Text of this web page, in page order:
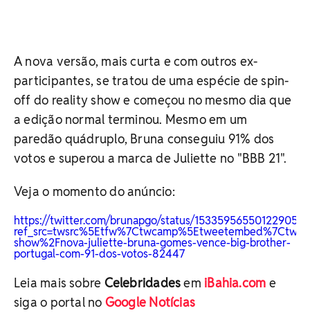
A nova versão, mais curta e com outros ex-
participantes, se tratou de uma espécie de spin-
off do reality show e começou no mesmo dia que
a edição normal terminou. Mesmo em um
paredão quádruplo, Bruna conseguiu 91% dos
votos e superou a marca de Juliette no "BBB 21".
Veja o momento do anúncio:
https://twitter.com/brunapgo/status/
show%2Fnova-juliette-bruna-gomes-vence-big-brother-
portugal-com-91-dos-votos-82447
Leia mais sobre Celebridadesem iBahia.com e
siga o portal no Google Notícias